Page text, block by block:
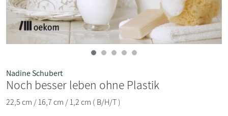
Nadine Schubert
Noch besser leben ohne Plastik
22,5 cm / 16,7 cm / 1,2 cm ( B/H/T )